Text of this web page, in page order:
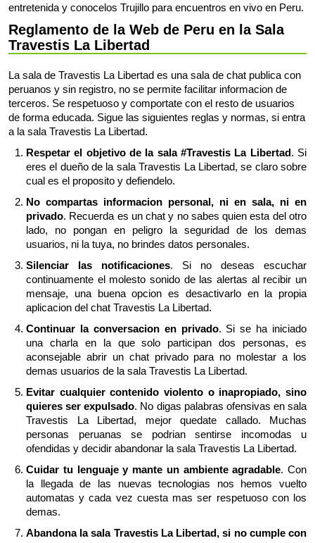
entretenida y conocelos Trujillo para encuentros en vivo en Peru.
Reglamento de la Web de Peru en la Sala
Travestis La Libertad
La sala de Travestis La Libertad es una sala de chat publica con
peruanos y sin registro, no se permite facilitar informacion de
terceros. Se respetuoso y comportate con el resto de usuarios
de forma educada. Sigue las siguientes reglas y normas, si entra
a la sala Travestis La Libertad.
Respetar el objetivo de la sala #Travestis La Libertad. Si
eres el dueño de la sala Travestis La Libertad, se claro sobre
cual es el proposito y defiendelo.
No compartas informacion personal, ni en sala, ni en
privado. Recuerda es un chat y no sabes quien esta del otro
lado, no pongan en peligro la seguridad de los demas
usuarios, ni la tuya, no brindes datos personales.
Silenciar las notificaciones. Si no deseas escuchar
continuamente el molesto sonido de las alertas al recibir un
mensaje, una buena opcion es desactivarlo en la propia
aplicacion del chat Travestis La Libertad.
Continuar la conversacion en privado. Si se ha iniciado
una charla en la que solo participan dos personas, es
aconsejable abrir un chat privado para no molestar a los
demas usuarios de la sala Travestis La Libertad.
Evitar cualquier contenido violento o inapropiado, sino
quieres ser expulsado. No digas palabras ofensivas en sala
Travestis La Libertad, mejor quedate callado. Muchas
personas peruanas se podrian sentirse incomodas u
ofendidas y decidir abandonar la sala Travestis La Libertad.
Cuidar tu lenguaje y mante un ambiente agradable. Con
la llegada de las nuevas tecnologias nos hemos vuelto
automatas y cada vez cuesta mas ser respetuoso con los
demas.
Abandona la sala Travestis La Libertad, si no cumple con